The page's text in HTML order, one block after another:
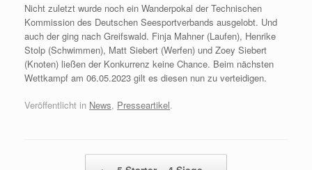
Nicht zuletzt wurde noch ein Wanderpokal der Technischen
Kommission des Deutschen Seesportverbands ausgelobt. Und
auch der ging nach Greifswald. Finja Mahner (Laufen), Henrike
Stolp (Schwimmen), Matt Siebert (Werfen) und Zoey Siebert
(Knoten) ließen der Konkurrenz keine Chance. Beim nächsten
Wettkampf am 06.05.2023 gilt es diesen nun zu verteidigen.
Veröffentlicht in News, Presseartikel.